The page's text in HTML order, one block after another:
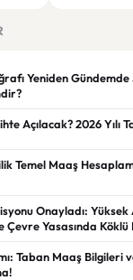
Yeniden Gündemde
Açılacak? 2026 Yılı
Temel Maaş
Onayladı:
Çevre Yasasında
Taban Maaş Bilgileri